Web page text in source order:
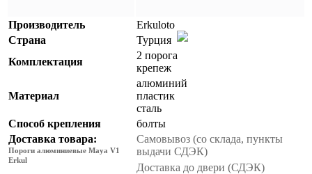
Производитель
Erkuloto
Страна
Турция
Комплектация
2 порога
крепеж
Материал
алюминий
пластик
сталь
Способ крепления
болты
Доставка товара:
Пороги алюминиевые Maya V1
Erkul
Самовывоз (со склада, пункты
выдачи СДЭК)
Доставка до двери (СДЭК)